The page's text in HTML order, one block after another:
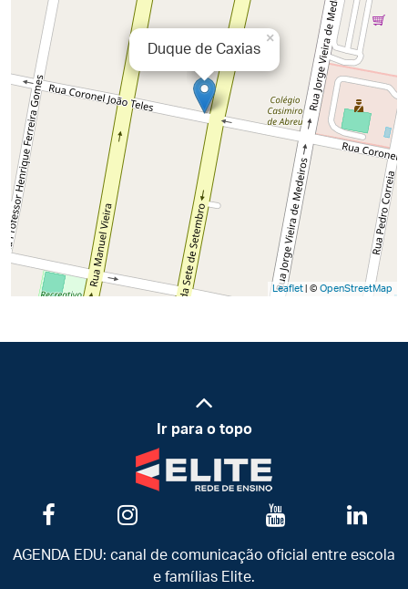
Duque de Caxias
×
Leaflet | © OpenStreetMap
Ir para o topo
AGENDA EDU: canal de comunicação oficial entre escola
e famílias Elite.